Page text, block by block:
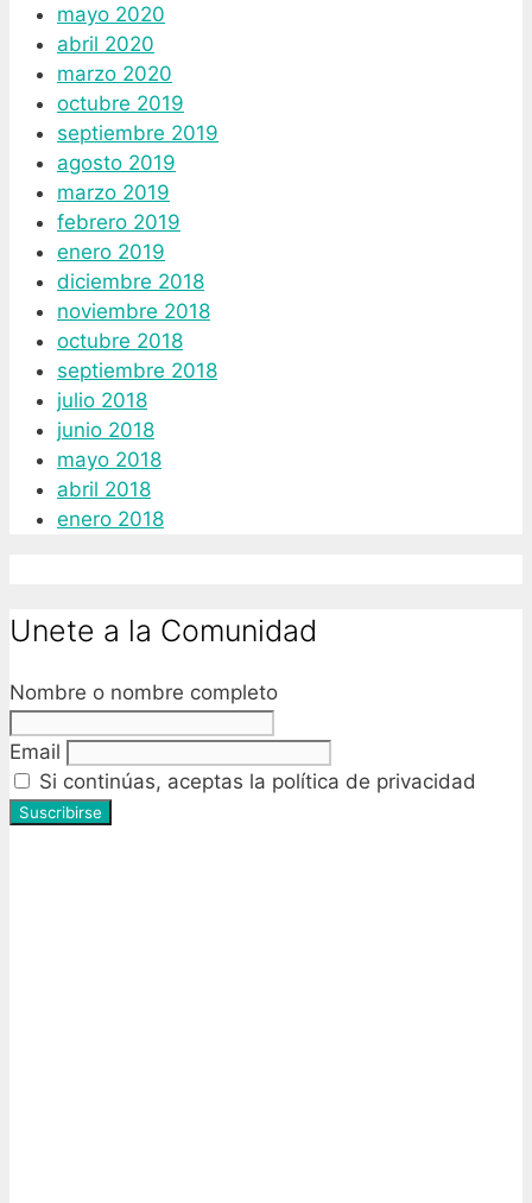
mayo 2020
abril 2020
marzo 2020
octubre 2019
septiembre 2019
agosto 2019
marzo 2019
febrero 2019
enero 2019
diciembre 2018
noviembre 2018
octubre 2018
septiembre 2018
julio 2018
junio 2018
mayo 2018
abril 2018
enero 2018
Unete a la Comunidad
Nombre o nombre completo
Email
Si continúas, aceptas la política de privacidad